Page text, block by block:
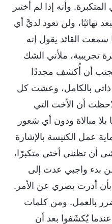
وأنه إذا لم أختبر
نهائيًا، ولن تعود لديَّ أي
سمعت القائد يقول إنه
تجريبية، ملأني الشك
أن أُكشف مجددًا
ذاتي بالكامل، وعشت كل
أن الأخت التي
بلا مبالاة ودون أي شعور
عمل الكنيسة بالإشارة
أن تظنني أختي متكبرًا،
بدء واجبي عدت إلى
بأن أدرت بصري عن الأمر.
بالعمل. ومن كلمات
يُكشَفوا بعد أن